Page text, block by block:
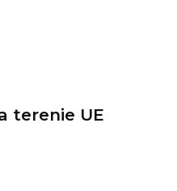
terenie UE